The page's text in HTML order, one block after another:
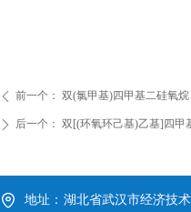
ꄴ 前一个： 双(氯甲基)四甲基二硅氧烷
ꄲ 后一个： 双[(环氧环己基)乙基]四甲
地址： 湖北省武汉市经济技